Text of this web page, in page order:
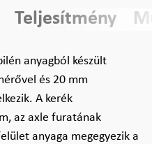
Teljesítmény
anyagból készült
és 20 mm
A kerék
az axle furatának
anyaga megegyezik a